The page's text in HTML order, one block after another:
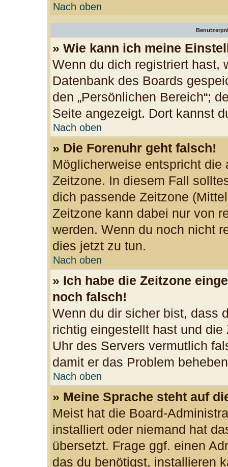
Nach oben
» Wie kann ich meine
Wenn du dich registriert hast,
Datenbank des Boards
den „Persönlichen Bereich“;
Seite angezeigt. Dort kannst
Nach oben
» Die Forenuhr geht falsch!
Möglicherweise entspricht
Zeitzone. In diesem Fall
dich passende Zeitzone
Zeitzone kann dabei nur von
werden. Wenn du noch nicht
dies jetzt zu tun.
Nach oben
» Ich habe die Zeitzone
noch falsch!
Wenn du dir sicher bist, dass
richtig eingestellt hast und
Uhr des Servers vermutlich
damit er das Problem
Nach oben
» Meine Sprache steht auf
Meist hat die Board-
installiert oder niemand hat
übersetzt. Frage ggf. einen
das du benötigst, installieren